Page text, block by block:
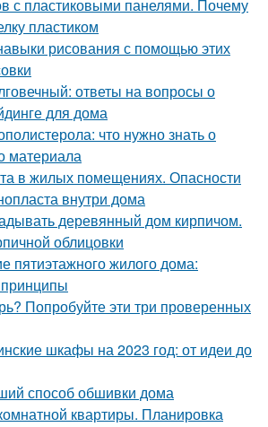
с пластиковыми панелями. Почему
пластиком
рисования с помощью этих
ответы на вопросы о
для дома
что нужно знать о
материала
в жилых помещениях. Опасности
внутри дома
деревянный дом кирпичом.
облицовки
пятиэтажного жилого дома:
Попробуйте эти три проверенных
шкафы на 2023 год: от идеи до
способ обшивки дома
квартиры. Планировка